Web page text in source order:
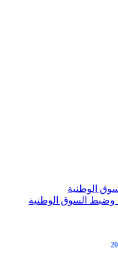
الوطنية
وضبط السوق الوطنية